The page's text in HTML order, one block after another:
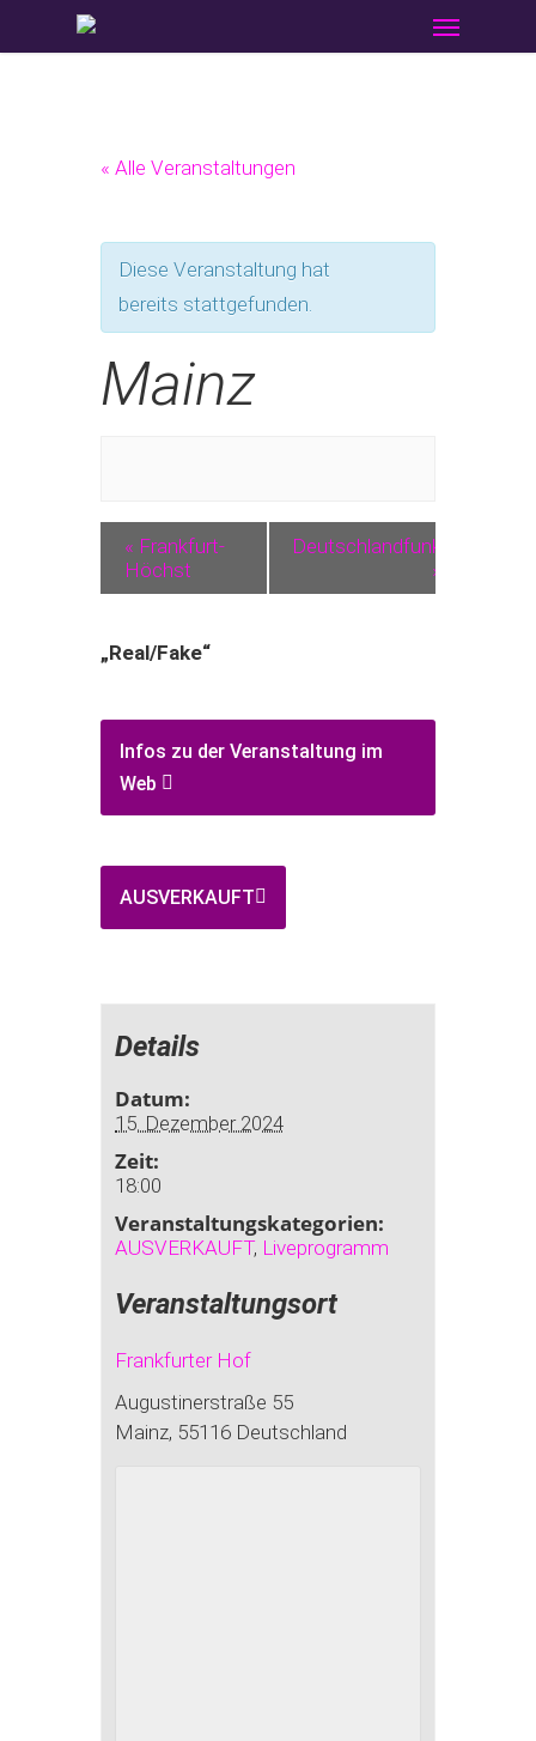
to
« Alle Veranstaltungen
Diese Veranstaltung hat
bereits stattgefunden.
Mainz
« Frankfurt-
Höchst
Deutschlandfunk
»
„Real/Fake“
Infos zu der Veranstaltung im
Web
AUSVERKAUFT
Details
Datum:
15. Dezember 2024
Zeit:
18:00
Veranstaltungskategorien:
AUSVERKAUFT, Liveprogramm
Veranstaltungsort
Frankfurter Hof
Augustinerstraße 55
Mainz, 55116 Deutschland